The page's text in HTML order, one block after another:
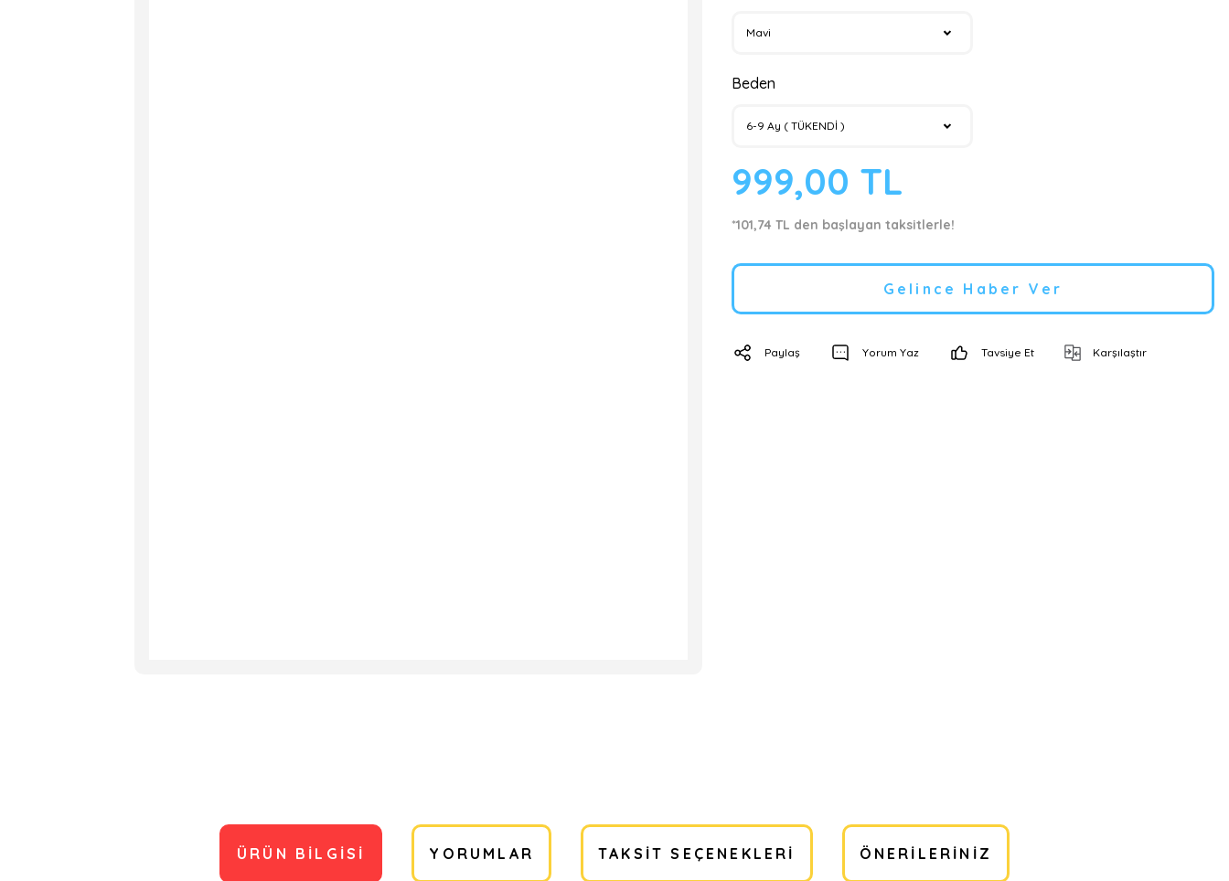
Beden
999,00 TL
*101,74 TL den başlayan taksitlerle!
Gelince Haber Ver
Paylaş Yorum Yaz Tavsiye Et Karşılaştır
ÜRÜN BILGISI YORUMLAR TAKSIT SEÇENEKLERI ÖNERILERINIZ